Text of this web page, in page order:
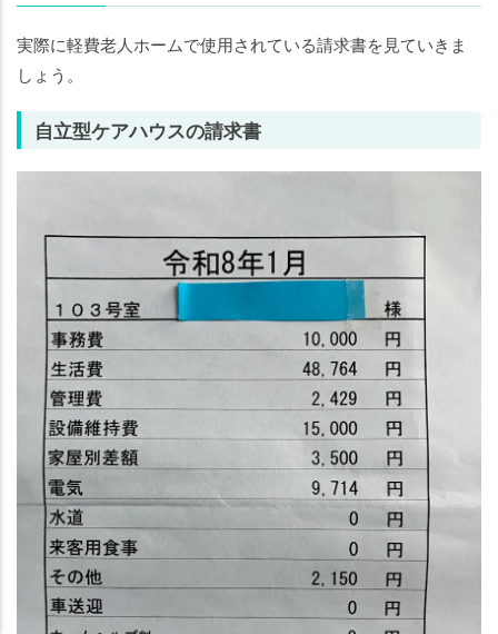
実際に軽費老人ホームで使用されている請求書を見ていきま
しょう。
自立型ケアハウスの請求書
老人ホームの知りたいことがわかる
老人ホームの知りたいことがわかる